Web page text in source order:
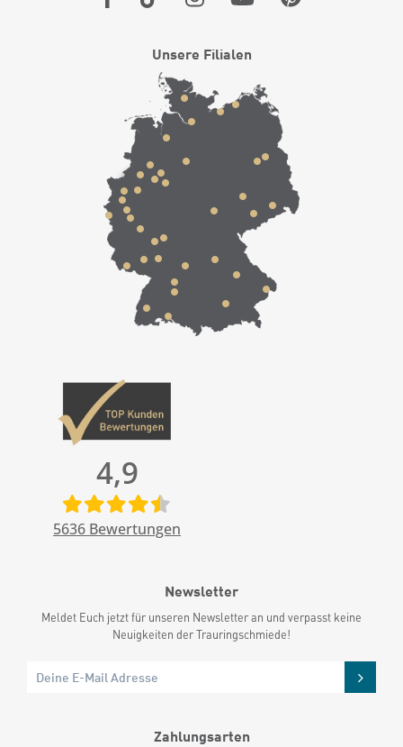
Unsere Filialen
4,9
5636 Bewertungen
Newsletter
Meldet Euch jetzt für unseren Newsletter an und verpasst keine
Neuigkeiten der Trauringschmiede!
Zahlungsarten